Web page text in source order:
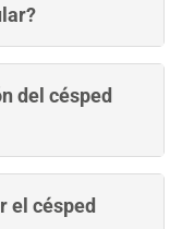
del césped
el césped